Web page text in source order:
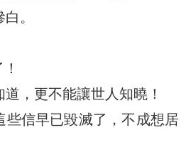
。
，更不能讓世人知曉！
些信早已毀滅了，不成想居